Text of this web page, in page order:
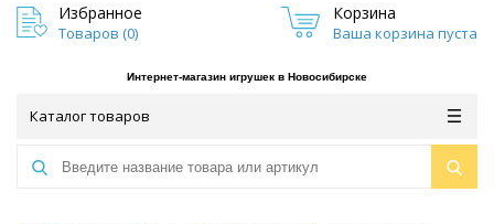
Избранное
Товаров (0)
Корзина
Ваша корзина пуста
Интернет-магазин игрушек в Новосибирске
Каталог товаров